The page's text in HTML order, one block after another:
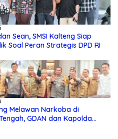
Sean, SMSI Kalteng Siap
Soal Peran Strategis DPD RI
Melawan Narkoba di
GDAN dan Kapolda